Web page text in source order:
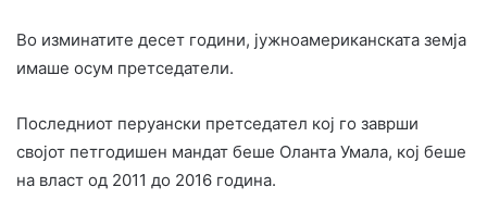
Во изминатите десет години, јужноамериканската земја
имаше осум претседатели.
Последниот перуански претседател кој го заврши
својот петгодишен мандат беше Оланта Умала, кој беше
на власт од 2011 до 2016 година.